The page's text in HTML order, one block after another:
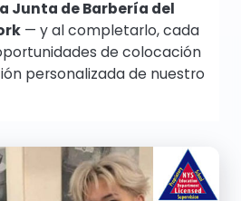
Junta de Barbería del
— y al completarlo, cada
de colocación
personalizada de nuestro